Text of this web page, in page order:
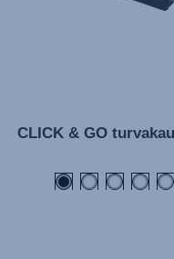
CLICK & GO